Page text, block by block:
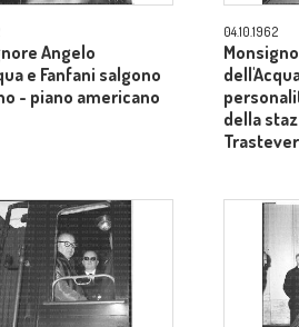
Angelo
e Fanfani salgono
- piano americano
04.10.1962
della